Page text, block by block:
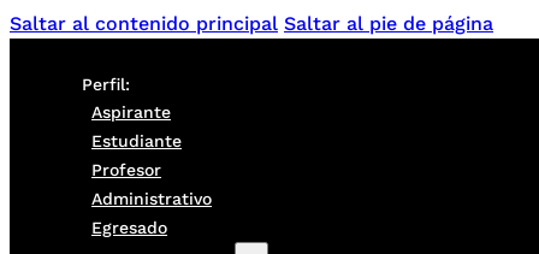
Saltar al contenido principal Saltar al pie de página
Perfil:
Aspirante
Estudiante
Profesor
Administrativo
Egresado